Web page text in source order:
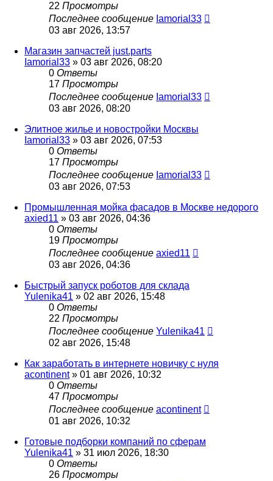
22 Просмотры
Последнее сообщение Iamorial33
03 авг 2026, 13:57
Магазин запчастей just.parts
Iamorial33 » 03 авг 2026, 08:20
0 Ответы
17 Просмотры
Последнее сообщение Iamorial33
03 авг 2026, 08:20
Элитное жилье и новостройки Москвы
Iamorial33 » 03 авг 2026, 07:53
0 Ответы
17 Просмотры
Последнее сообщение Iamorial33
03 авг 2026, 07:53
Промышленная мойка фасадов в Москве недорого
axied11 » 03 авг 2026, 04:36
0 Ответы
19 Просмотры
Последнее сообщение axied11
03 авг 2026, 04:36
Быстрый запуск роботов для склада
Yulenika41 » 02 авг 2026, 15:48
0 Ответы
22 Просмотры
Последнее сообщение Yulenika41
02 авг 2026, 15:48
Как заработать в интернете новичку с нуля
acontinent» 01 авг 2026, 10:32
0 Ответы
47 Просмотры
Последнее сообщение acontinent
01 авг 2026, 10:32
Готовые подборки компаний по сферам
Yulenika41 » 31 июл 2026, 18:30
0 Ответы
26 Просмотры